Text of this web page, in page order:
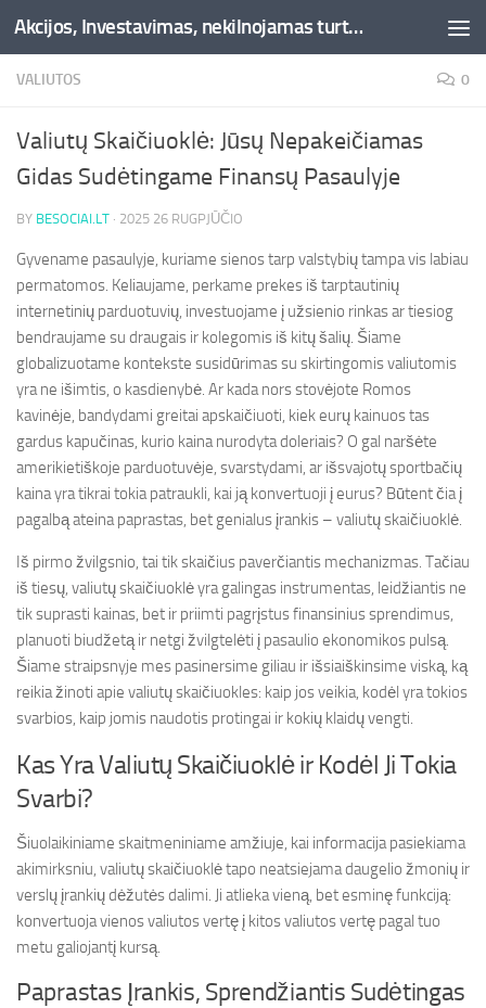
Skip to content Akcijos, Investavimas, nekilnojamas turtas, kriptovaliutos - Besociai.lt
VALIUTOS 0
Valiutų Skaičiuoklė: Jūsų Nepakeičiamas
Gidas Sudėtingame Finansų Pasaulyje
BY BESOCIAI.LT · 2025 26 RUGPJŪČIO
Gyvename pasaulyje, kuriame sienos tarp valstybių tampa vis labiau
permatomos. Keliaujame, perkame prekes iš tarptautinių
internetinių parduotuvių, investuojame į užsienio rinkas ar tiesiog
bendraujame su draugais ir kolegomis iš kitų šalių. Šiame
globalizuotame kontekste susidūrimas su skirtingomis valiutomis
yra ne išimtis, o kasdienybė. Ar kada nors stovėjote Romos
kavinėje, bandydami greitai apskaičiuoti, kiek eurų kainuos tas
gardus kapučinas, kurio kaina nurodyta doleriais? O gal naršėte
amerikietiškoje parduotuvėje, svarstydami, ar išsvajotų sportbačių
kaina yra tikrai tokia patraukli, kai ją konvertuoji į eurus? Būtent čia į
pagalbą ateina paprastas, bet genialus įrankis – valiutų skaičiuoklė.
Iš pirmo žvilgsnio, tai tik skaičius paverčiantis mechanizmas. Tačiau
iš tiesų, valiutų skaičiuoklė yra galingas instrumentas, leidžiantis ne
tik suprasti kainas, bet ir priimti pagrįstus finansinius sprendimus,
planuoti biudžetą ir netgi žvilgtelėti į pasaulio ekonomikos pulsą.
Šiame straipsnyje mes pasinersime giliau ir išsiaiškinsime viską, ką
reikia žinoti apie valiutų skaičiuokles: kaip jos veikia, kodėl yra tokios
svarbios, kaip jomis naudotis protingai ir kokių klaidų vengti.
Kas Yra Valiutų Skaičiuoklė ir Kodėl Ji Tokia
Svarbi?
Šiuolaikiniame skaitmeniniame amžiuje, kai informacija pasiekiama
akimirksniu, valiutų skaičiuoklė tapo neatsiejama daugelio žmonių ir
verslų įrankių dėžutės dalimi. Ji atlieka vieną, bet esminę funkciją:
konvertuoja vienos valiutos vertę į kitos valiutos vertę pagal tuo
metu galiojantį kursą.
Paprastas Įrankis, Sprendžiantis Sudėtingas